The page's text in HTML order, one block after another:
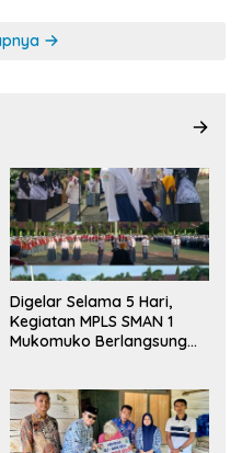
Digelar Selama 5 Hari,
Kegiatan MPLS SMAN 1
Mukomuko Berlangsung